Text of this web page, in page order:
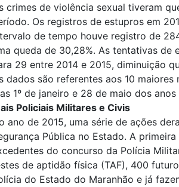
crimes de violência sexual tiveram
Os registros de estupros em
de tempo houve registro de
queda de 30,28%. As tentativas
29 entre 2014 e 2015, diminuição
dados são referentes aos 10
1º de janeiro e 28 de maio dos anos
Policiais Militares e Civis
ano de 2015, uma série de ações
Pública no Estado. A
do concurso da Polícia
de aptidão física (TAF), 400
do Estado do Maranhão e já